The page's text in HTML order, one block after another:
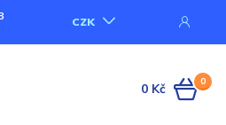
CZK
0
0 Kč